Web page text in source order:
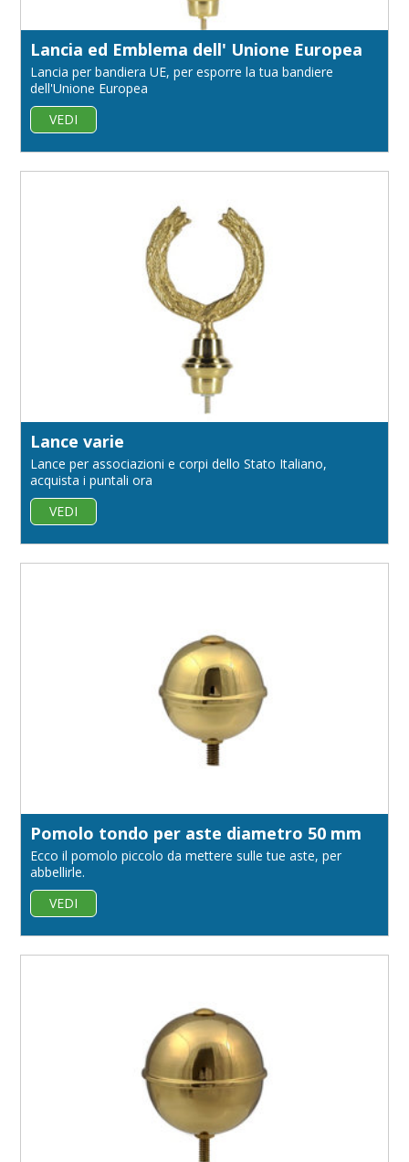
Lancia ed Emblema dell' Unione Europea
Lancia per bandiera UE, per esporre la tua bandiere
dell'Unione Europea
VEDI
Lance varie
Lance per associazioni e corpi dello Stato Italiano,
acquista i puntali ora
VEDI
Pomolo tondo per aste diametro 50 mm
Ecco il pomolo piccolo da mettere sulle tue aste, per
abbellirle.
VEDI